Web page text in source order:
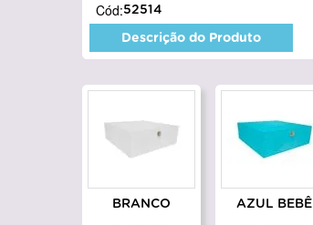
Cód:52514
Descrição do Produto
BRANCO AZUL BEBÊ